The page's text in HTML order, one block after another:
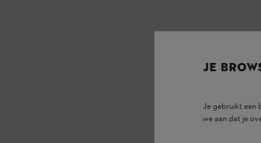
JE
Je gebruikt een
we aan dat je